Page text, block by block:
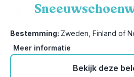
Bestemming: Zweden, Finland of
Meer informatie
Bekijk deze